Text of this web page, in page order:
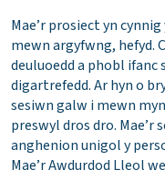
Mae’r prosiect yn
mewn argyfwng, hefyd.
deuluoedd a phobl ifanc
digartrefedd. Ar hyn o
sesiwn galw i mewn
preswyl dros dro. Mae’r
anghenion unigol y
Mae’r Awdurdod Lleol